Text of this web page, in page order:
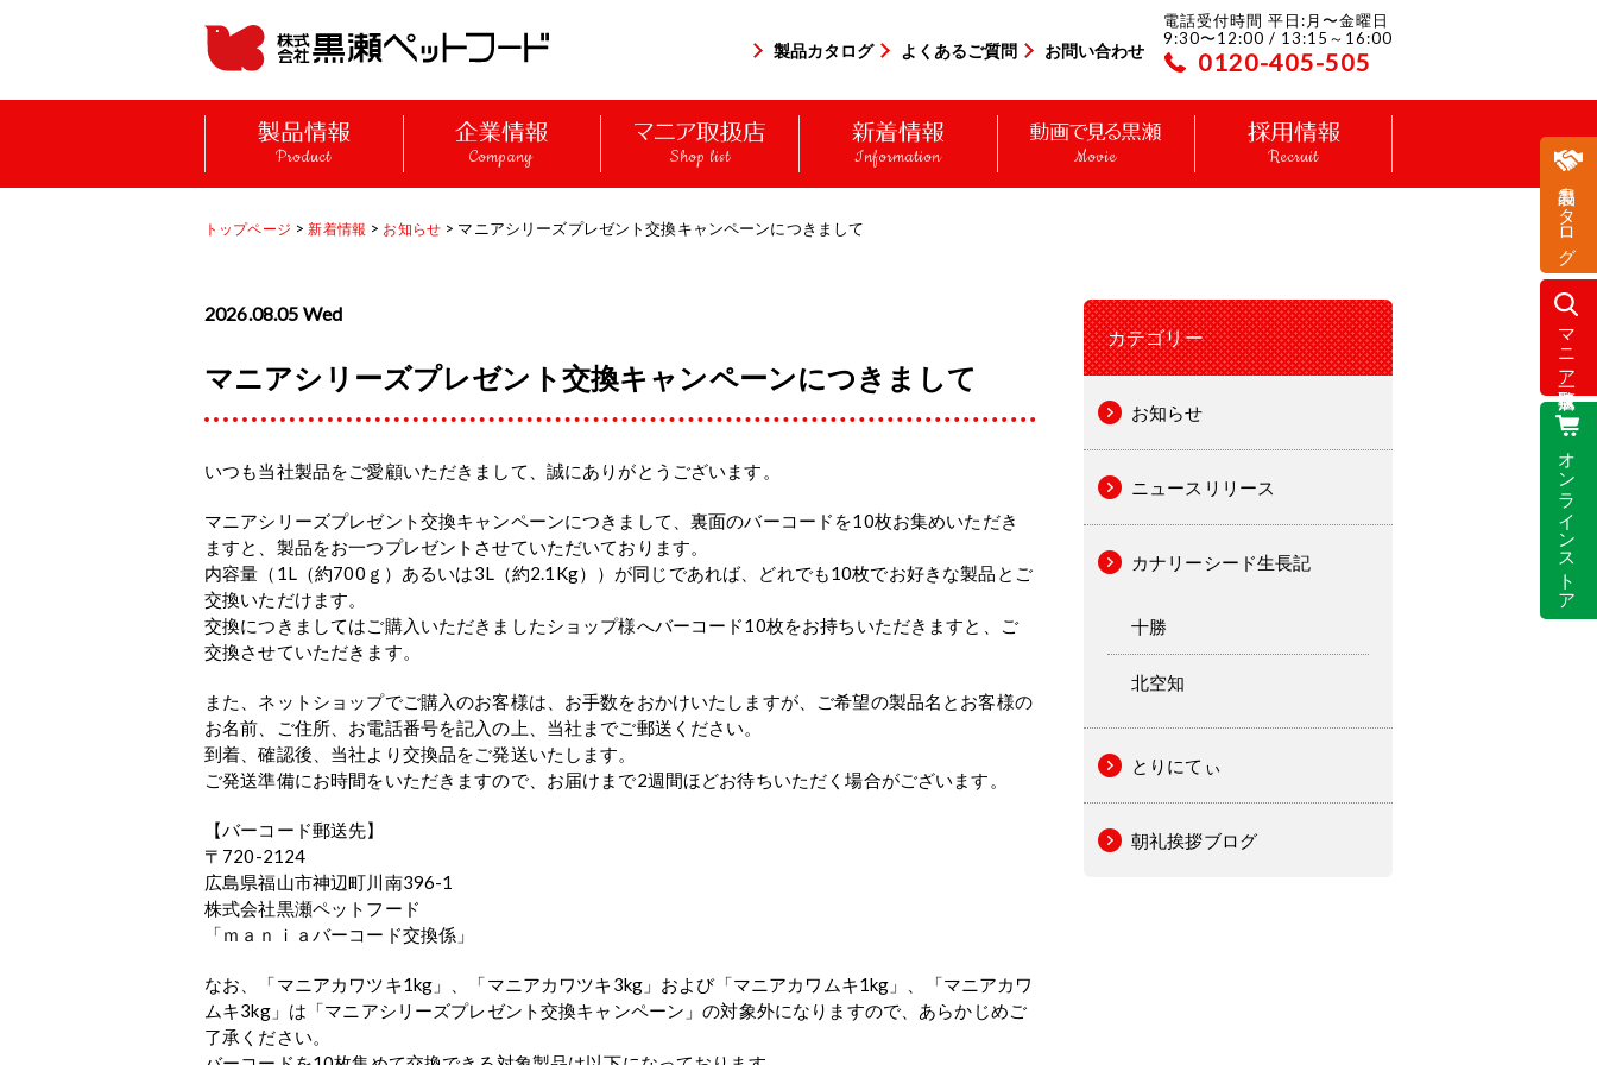
製品カタログ よくあるご質問 お問い合わせ
電話受付時間 平日:月〜金曜日
9:30〜12:00 / 13:15～16:00
0120-405-505
Product Company Shop list Information Movie Recruit
製品カタログ
マニア取扱店一覧
オンラインストア
トップページ >新着情報 > お知らせ > マニアシリーズプレゼント交換キャンペーンにつきまして
2026.08.05 Wed
マニアシリーズプレゼント交換キャンペーンにつきまして
いつも当社製品をご愛顧いただきまして、誠にありがとうございます。
マニアシリーズプレゼント交換キャンペーンにつきまして、裏面のバーコードを10枚お集めいただき
ますと、製品をお一つプレゼントさせていただいております。
内容量（1L（約700ｇ）あるいは3L（約2.1Kg））が同じであれば、どれでも10枚でお好きな製品とご
交換いただけます。
交換につきましてはご購入いただきましたショップ様へバーコード10枚をお持ちいただきますと、ご
交換させていただきます。
また、ネットショップでご購入のお客様は、お手数をおかけいたしますが、ご希望の製品名とお客様の
お名前、ご住所、お電話番号を記入の上、当社までご郵送ください。
到着、確認後、当社より交換品をご発送いたします。
ご発送準備にお時間をいただきますので、お届けまで2週間ほどお待ちいただく場合がございます。
【バーコード郵送先】
〒720-2124
広島県福山市神辺町川南396-1
株式会社黒瀬ペットフード
「ｍａｎｉａバーコード交換係」
なお、「マニアカワツキ1kg」、「マニアカワツキ3kg」および「マニアカワムキ1kg」、「マニアカワ
ムキ3kg」は「マニアシリーズプレゼント交換キャンペーン」の対象外になりますので、あらかじめご
了承ください。
カテゴリー
お知らせ
ニュースリリース
カナリーシード生長記
十勝
北空知
とりにてぃ
朝礼挨拶ブログ